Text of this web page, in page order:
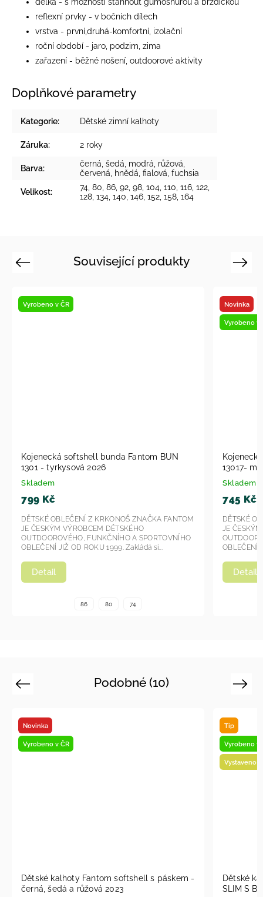
reflexní prvky - v bočních dílech
vrstva - první,druhá-komfortní, izolační
roční období - jaro, podzim, zima
zařazení - běžné nošení, outdoorové aktivity
Doplňkové parametry
Kategorie: Dětské zimní kalhoty
Záruka: 2 roky
Barva: černá šedá modrá růžová
červená
hnědá fialová fuchsia
Velikost:
74, 80, 86, 92, 98, 104, 110, 116, 122,
128, 134, 140, 146, 152, 158, 164
Související produkty
Previous
Novinka
Kojenecká softshell bunda Fantom BUN
13017- modrá s reflexním potiskem -
srdíčka 2026
Skladem
745 Kč
Detail
DĚTSKÉ OBLEČENÍ Z KRKONOŠ ZNAČKA FANTOM
JE ČESKÝM VÝROBCEM DĚTSKÉHO
OUTDOOROVÉHO, FUNKČNÍHO A SPORTOVNÍHO
OBLEČENÍ JIŽ OD ROKU 1999. Zakládá si...
86 80 74
Vyrobeno v
13017-
srdíčka
Skladem
745 Kč
Detail
DĚTSKÉ
JE
OBLEČENÍ
Next
Podobné (10)
Previous
Tip
Vyrobeno v ČR
Dětské kalhoty FANTOM - SOFTSHELL
SLIM S BAMBUSEM černá KAL 1001 2023
Vyrobeno
Dětské
SLIM S
Next